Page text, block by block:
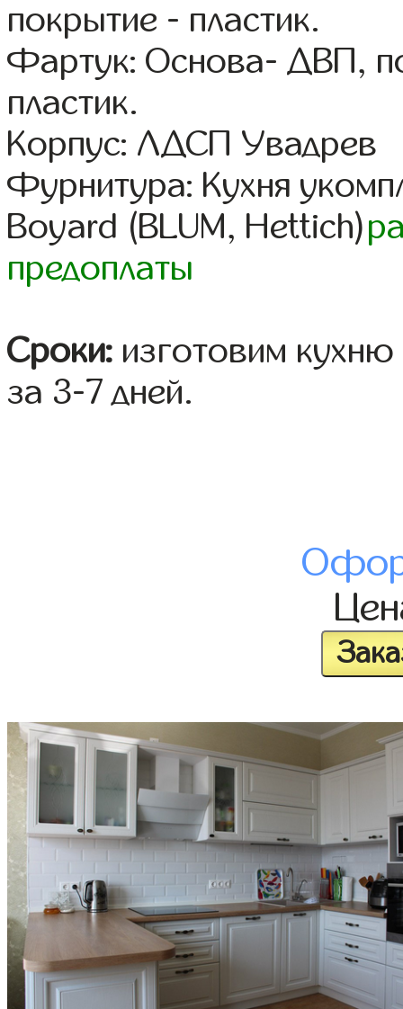
покрытие - пластик.
Фартук: Основа- ДВП,
пластик.
Корпус: ЛДСП Увадрев
Фурнитура: Кухня
Boyard (BLUM, Hettich)
предоплаты
Сроки: изготовим
за 3-7 дней.